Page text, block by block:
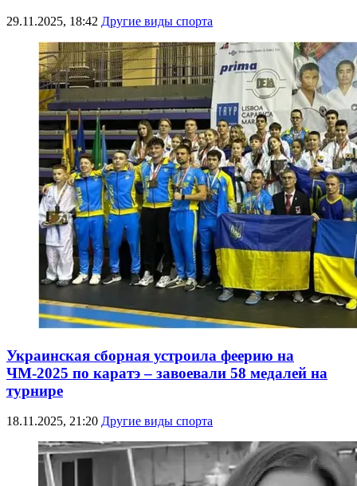
29.11.2025, 18:42 Другие виды спорта
Украинская сборная устроила феерию на
ЧМ-2025 по каратэ – завоевали 58 медалей на
турнире
18.11.2025, 21:20 Другие виды спорта